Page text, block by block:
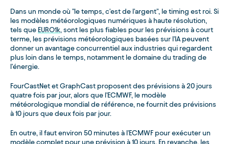
Dans un monde où "le temps, c'est de l'argent", le timing est roi. Si
les modèles météorologiques numériques à haute résolution,
tels que EURO1k, sont les plus fiables pour les prévisions à court
terme, les prévisions météorologiques basées sur l'IA peuvent
donner un avantage concurrentiel aux industries qui regardent
plus loin dans le temps, notamment le domaine du trading de
l'énergie.
FourCastNet et GraphCast proposent des prévisions à 20 jours
quatre fois par jour, alors que l'ECMWF, le modèle
météorologique mondial de référence, ne fournit des prévisions
à 10 jours que deux fois par jour.
En outre, il faut environ 50 minutes à l'ECMWF pour exécuter un
modèle complet pour une prévision à 10 jours. En revanche, les